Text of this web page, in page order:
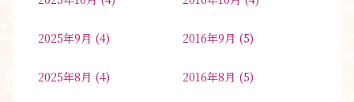
2025年9月 (4)
2025年8月 (4)
2016年9月 (5)
2016年8月 (5)